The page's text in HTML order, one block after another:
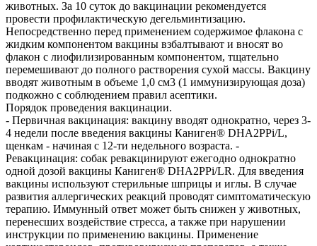
животных. За 10 суток до вакцинации рекомендуется
провести профилактическую дегельминтизацию.
Непосредственно перед применением содержимое флакона с
жидким компонентом вакцины взбалтывают и вносят во
флакон с лиофилизированным компонентом, тщательно
перемешивают до полного растворения сухой массы. Вакцину
вводят животным в объеме 1,0 см3 (1 иммунизирующая доза)
подкожно с соблюдением правил асептики.
Порядок проведения вакцинации.
- Первичная вакцинация: вакцину вводят однократно, через 3-
4 недели после введения вакцины Каниген® DHA2PPi/L,
щенкам - начиная с 12-ти недельного возраста. -
Ревакцинация: собак ревакцинируют ежегодно однократно
одной дозой вакцины Каниген® DHA2PPi/LR. Для введения
вакцины используют стерильные шприцы и иглы. В случае
развития аллергических реакций проводят симптоматическую
терапию. Иммунный ответ может быть снижен у животных,
перенесших воздействие стресса, а также при нарушении
инструкции по применению вакцины. Применение